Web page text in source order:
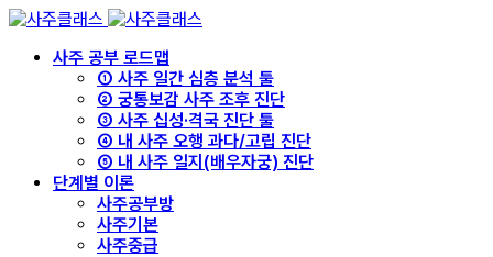
사주 공부 로드맵
① 사주 일간 심층 분석 툴
② 궁통보감 사주 조후 진단
③ 사주 십성·격국 진단 툴
④ 내 사주 오행 과다/고립 진단
⑤ 내 사주 일지(배우자궁) 진단
단계별 이론
사주공부방
사주기본
사주중급